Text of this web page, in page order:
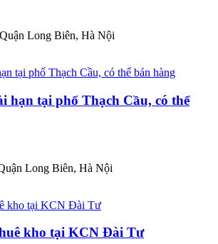
Long Biên, Hà Nội
hạn tại phố Thạch Cầu, có thể
Long Biên, Hà Nội
kho tại KCN Đài Tư